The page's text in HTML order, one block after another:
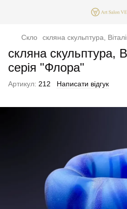
Скло скляна скульптура,
скляна скульптура,
серія "Флора"
Артикул: 212 Написати відгук